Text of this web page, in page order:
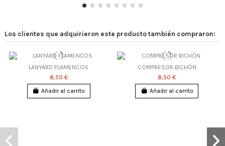
Los clientes que adquirieron este producto también compraron:
LANYARD FLAMENCOS
8,50 €
Añadir al carrito
COMPRESOR BICHÓN
8,50 €
Añadir al carrito